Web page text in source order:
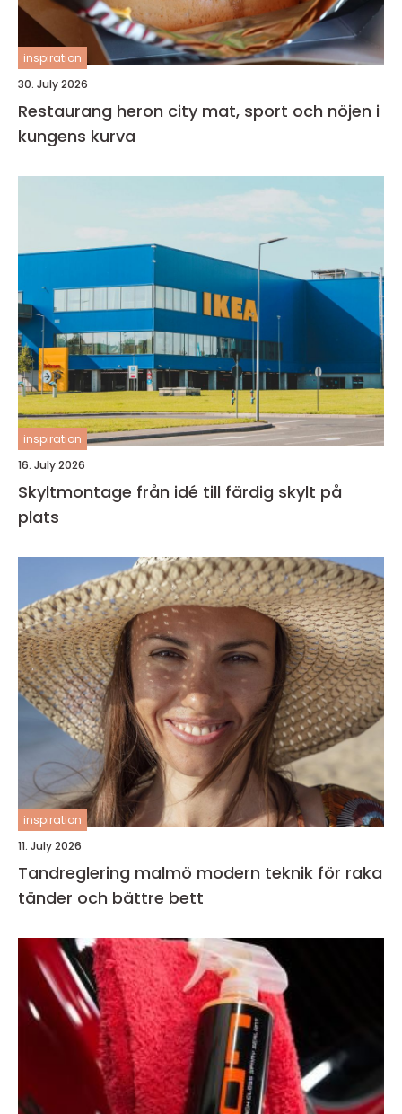
inspiration
30. July 2026
Restaurang heron city mat, sport och nöjen i
kungens kurva
inspiration
16. July 2026
Skyltmontage från idé till färdig skylt på
plats
inspiration
11. July 2026
Tandreglering malmö modern teknik för raka
tänder och bättre bett